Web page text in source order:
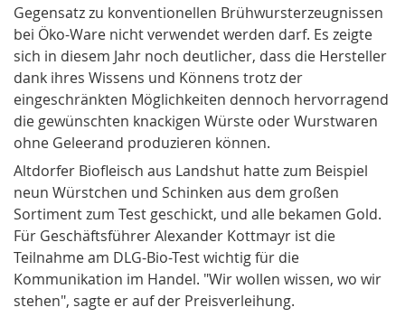
Gegensatz zu konventionellen Brühwursterzeugnissen
bei Öko-Ware nicht verwendet werden darf. Es zeigte
sich in diesem Jahr noch deutlicher, dass die Hersteller
dank ihres Wissens und Könnens trotz der
eingeschränkten Möglichkeiten dennoch hervorragend
die ge­wünsch­ten knackigen Würste oder Wurstwaren
ohne Geleerand produzieren können.
Altdorfer Biofleisch aus Landshut hatte zum Beispiel
neun Würstchen und Schinken aus dem großen
Sortiment zum Test geschickt, und alle bekamen Gold.
Für Geschäftsführer Alexander Kottmayr ist die
Teilnahme am DLG-Bio-Test wichtig für die
Kommunikation im Handel. "Wir wollen wissen, wo wir
stehen", sagte er auf der Preisverleihung.